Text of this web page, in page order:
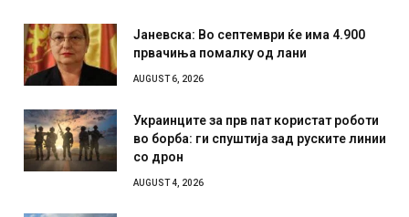
Јаневска: Во септември ќе има 4.900
првачиња помалку од лани
AUGUST 6, 2026
Украинците за прв пат користат роботи
во борба: ги спуштија зад руските линии
со дрон
AUGUST 4, 2026